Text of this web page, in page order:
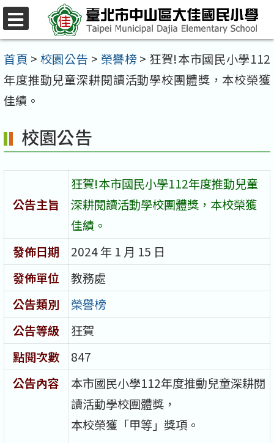
跳
至
主
要
內
區
首頁 > 校園公告 > 榮譽榜 > 狂賀!本市國民小學112
年度推動兒童深耕閱讀活動學校團體獎，本校榮獲
佳績。
校園公告
公告主旨
狂賀!本市國民小學112年度推動兒童
深耕閱讀活動學校團體獎，本校榮獲
佳績。
發佈日期
2024 年 1 月 15 日
發佈單位
教務處
公告類別
榮譽榜
公告等級
狂賀
點閱次數
847
公告內容
本市國民小學112年度推動兒童深耕閱
讀活動學校團體獎，
本校榮獲「甲等」獎項。
選
單